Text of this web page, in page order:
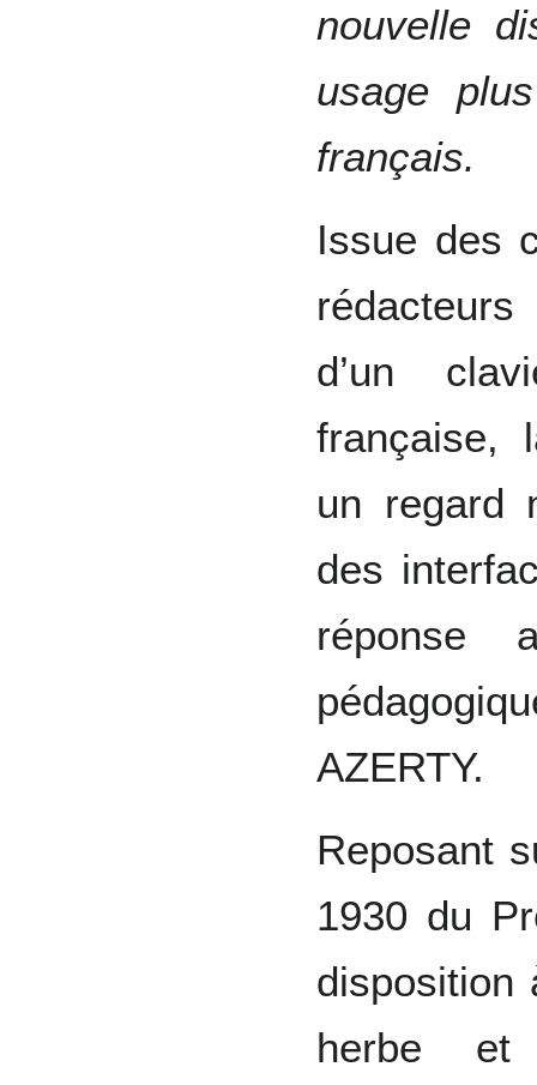
nouvelle
usage
français.
Issue des
rédacteurs
d’un
française,
un regard
des
réponse
AZERTY.
Reposant
1930 du
disposition
herbe et